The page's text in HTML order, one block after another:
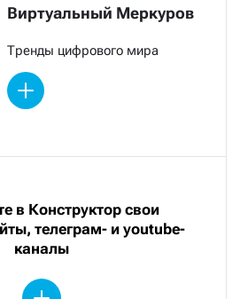
Виртуальный Меркуров
Тренды цифрового мира
в Конструктор свои
телеграм- и youtube-
каналы